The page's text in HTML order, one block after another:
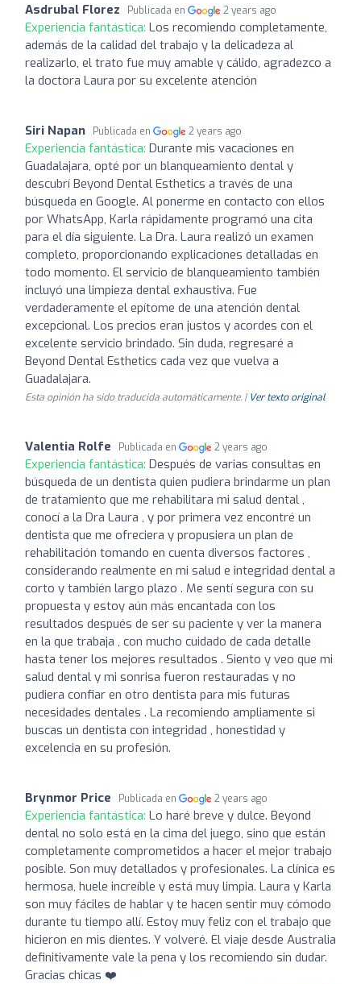
Asdrubal Florez Publicada en 2 years ago
Experiencia fantástica: Los recomiendo completamente,
además de la calidad del trabajo y la delicadeza al
realizarlo, el trato fue muy amable y cálido, agradezco a
la doctora Laura por su excelente atención
Siri Napan Publicada en 2 years ago
Experiencia fantástica: Durante mis vacaciones en
Guadalajara, opté por un blanqueamiento dental y
descubrí Beyond Dental Esthetics a través de una
búsqueda en Google. Al ponerme en contacto con ellos
por WhatsApp, Karla rápidamente programó una cita
para el día siguiente. La Dra. Laura realizó un examen
completo, proporcionando explicaciones detalladas en
todo momento. El servicio de blanqueamiento también
incluyó una limpieza dental exhaustiva. Fue
verdaderamente el epítome de una atención dental
excepcional. Los precios eran justos y acordes con el
excelente servicio brindado. Sin duda, regresaré a
Beyond Dental Esthetics cada vez que vuelva a
Guadalajara.
Esta opinión ha sido traducida automáticamente. | Ver texto original
Valentia Rolfe Publicada en 2 years ago
Experiencia fantástica: Después de varias consultas en
búsqueda de un dentista quien pudiera brindarme un plan
de tratamiento que me rehabilitara mi salud dental ,
conocí a la Dra Laura , y por primera vez encontré un
dentista que me ofreciera y propusiera un plan de
rehabilitación tomando en cuenta diversos factores ,
considerando realmente en mi salud e integridad dental a
corto y también largo plazo . Me sentí segura con su
propuesta y estoy aún más encantada con los
resultados después de ser su paciente y ver la manera
en la que trabaja , con mucho cuidado de cada detalle
hasta tener los mejores resultados . Siento y veo que mi
salud dental y mi sonrisa fueron restauradas y no
pudiera confiar en otro dentista para mis futuras
necesidades dentales . La recomiendo ampliamente si
buscas un dentista con integridad , honestidad y
excelencia en su profesión.
Brynmor Price Publicada en 2 years ago
Experiencia fantástica: Lo haré breve y dulce. Beyond
dental no solo está en la cima del juego, sino que están
completamente comprometidos a hacer el mejor trabajo
posible. Son muy detallados y profesionales. La clínica es
hermosa, huele increíble y está muy limpia. Laura y Karla
son muy fáciles de hablar y te hacen sentir muy cómodo
durante tu tiempo allí. Estoy muy feliz con el trabajo que
hicieron en mis dientes. Y volveré. El viaje desde Australia
definitivamente vale la pena y los recomiendo sin dudar.
Gracias chicas ❤️